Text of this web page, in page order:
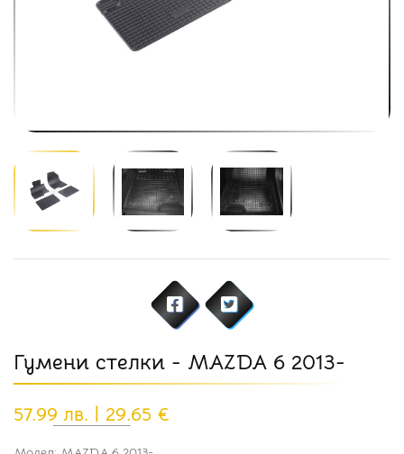
Гумени стелки - MAZDA 6 2013-
57.99 лв. | 29.65 €